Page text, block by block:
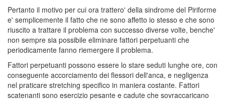
Pertanto il motivo per cui ora trattero' della sindrome del Piriforme
e' semplicemente il fatto che ne sono affetto io stesso e che sono
riuscito a trattare il problema con successo diverse volte, benche'
non sempre sia possibile eliminare fattori perpetuanti che
periodicamente fanno riemergere il problema.
Fattori perpetuanti possono essere lo stare seduti lunghe ore, con
conseguente accorciamento dei flessori dell'anca, e negligenza
nel praticare stretching specifico in maniera costante. Fattori
scatenanti sono esercizio pesante e cadute che sovraccaricano